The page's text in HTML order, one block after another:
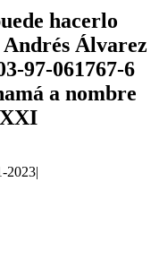
hacerlo
Álvarez
97-061767-6
a nombre
2023|